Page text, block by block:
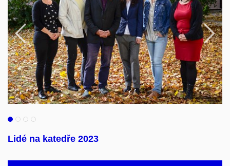
Předchozí
Lidé na katedře 2023